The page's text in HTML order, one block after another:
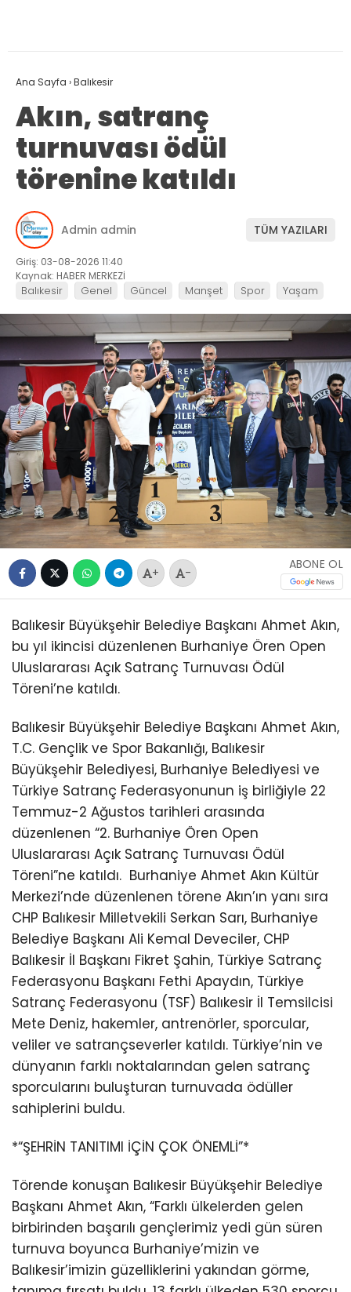
Ana Sayfa ›Balıkesir
Akın, satranç
turnuvası ödül
törenine katıldı
Admin admin TÜM YAZILARI
Giriş: 03-08-2026 11:40
Kaynak: HABER MERKEZİ
Balıkesir Genel Güncel Manşet Spor Yaşam
+ -
ABONE OL
Balıkesir Büyükşehir Belediye Başkanı Ahmet Akın,
bu yıl ikincisi düzenlenen Burhaniye Ören Open
Uluslararası Açık Satranç Turnuvası Ödül
Töreni’ne katıldı.
Balıkesir Büyükşehir Belediye Başkanı Ahmet Akın,
T.C. Gençlik ve Spor Bakanlığı, Balıkesir
Büyükşehir Belediyesi, Burhaniye Belediyesi ve
Türkiye Satranç Federasyonunun iş birliğiyle 22
Temmuz-2 Ağustos tarihleri arasında
düzenlenen “2. Burhaniye Ören Open
Uluslararası Açık Satranç Turnuvası Ödül
Töreni”ne katıldı. Burhaniye Ahmet Akın Kültür
Merkezi’nde düzenlenen törene Akın’ın yanı sıra
CHP Balıkesir Milletvekili Serkan Sarı, Burhaniye
Belediye Başkanı Ali Kemal Deveciler, CHP
Balıkesir İl Başkanı Fikret Şahin, Türkiye Satranç
Federasyonu Başkanı Fethi Apaydın, Türkiye
Satranç Federasyonu (TSF) Balıkesir İl Temsilcisi
Mete Deniz, hakemler, antrenörler, sporcular,
veliler ve satrançseverler katıldı. Türkiye’nin ve
dünyanın farklı noktalarından gelen satranç
sporcularını buluşturan turnuvada ödüller
sahiplerini buldu.
*“ŞEHRİN TANITIMI İÇİN ÇOK ÖNEMLİ”*
Törende konuşan Balıkesir Büyükşehir Belediye
Başkanı Ahmet Akın, “Farklı ülkelerden gelen
birbirinden başarılı gençlerimiz yedi gün süren
turnuva boyunca Burhaniye’mizin ve
Balıkesir’imizin güzelliklerini yakından görme,